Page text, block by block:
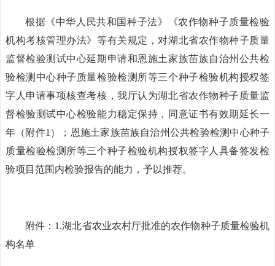
根据《中华人民共和国种子法》《农作物种子质量检验
机构考核管理办法》等有关规定， 对湖北省农作物种子质量
监督检验测试中心延期申请和恩施土家族苗族自治州公共检
验检测中心种子质量检验检测所等三个种子检验机构授权签
字人申请事项核查考核 ，我厅认为湖北省农作物种子质量监
督检验测试中心检验能力稳定保持，同意证书有效期延长一
年（附件1 ）；恩施土家族苗族自治州公共检验检测中心种子
质量检验检测所等三个种子检验机构授权签字人具备签发检
验项目范围内检验报告的能力，予以推荐。
附件： 1.湖北省农业农村厅批准的农作物种子质量检验机
构名单